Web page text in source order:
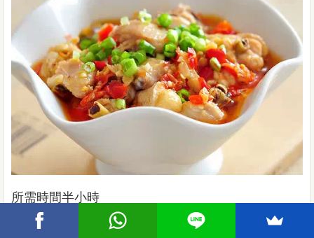
所需時間半小時
食材明細：
雞翅四個 剁椒兩湯匙 蒜一頭 蔥一棵 姜一